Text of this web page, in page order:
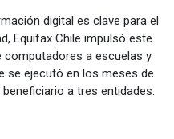
digital es clave para el
Equifax Chile impulsó este
computadores a escuelas y
se ejecutó en los meses de
a tres entidades.